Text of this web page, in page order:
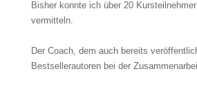
Bisher konnte ich über 20
vermitteln.
Der Coach, dem auch bereits
Bestsellerautoren bei der